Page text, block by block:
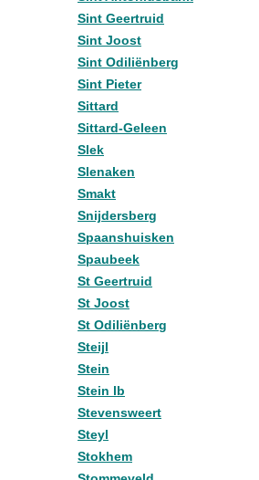
Sint Geertruid
Sint Joost
Sint Odiliënberg
Sint Pieter
Sittard
Sittard-Geleen
Slek
Slenaken
Smakt
Snijdersberg
Spaanshuisken
Spaubeek
St Geertruid
St Joost
St Odiliënberg
Steijl
Stein
Stein lb
Stevensweert
Steyl
Stokhem